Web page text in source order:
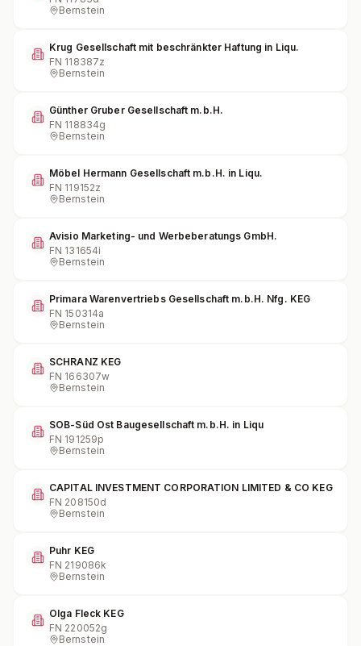
Bernstein
Krug Gesellschaft mit beschränkter Haftung in Liqu.
FN 118387z
Bernstein
Günther Gruber Gesellschaft m.b.H.
FN 118834g
Bernstein
Möbel Hermann Gesellschaft m.b.H. in Liqu.
FN 119152z
Bernstein
Avisio Marketing- und Werbeberatungs GmbH.
FN 131654i
Bernstein
Primara Warenvertriebs Gesellschaft m.b.H. Nfg. KEG
FN 150314a
Bernstein
SCHRANZ KEG
FN 166307w
Bernstein
SOB-Süd Ost Baugesellschaft m.b.H. in Liqu
FN 191259p
Bernstein
CAPITAL INVESTMENT CORPORATION LIMITED & CO KEG
FN 208150d
Bernstein
Puhr KEG
FN 219086k
Bernstein
Olga Fleck KEG
FN 220052g
Bernstein